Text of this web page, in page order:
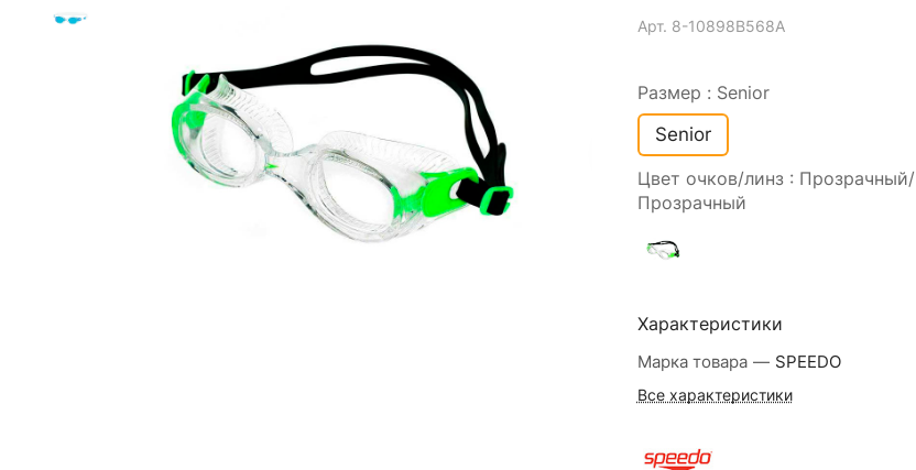
Арт. 8-10898B568A
Размер : Senior
Senior
Цвет очков/линз : Прозрачный/
Прозрачный
Характеристики
Марка товара — SPEEDO
Все характеристики